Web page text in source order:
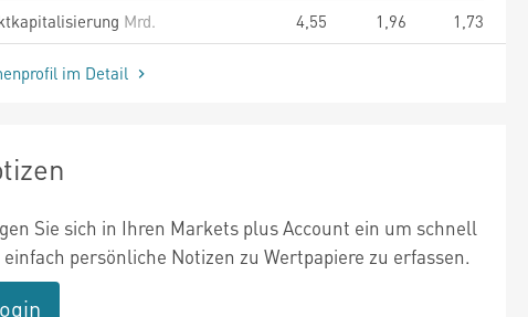
Mrd. 4,55 1,96 1,73
im Detail
Sie sich in Ihren Markets plus Account ein um schnell
einfach persönliche Notizen zu Wertpapiere zu erfassen.